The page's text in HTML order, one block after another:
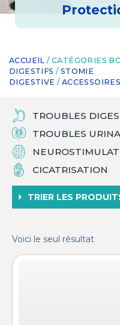
ACCUEIL / CATÉGORIES
DIGESTIFS / STOMIE
DIGESTIVE / ACCESSOIRES
TROUBLES
TROUBLES
CICATRISATION
TRIER LES
Voici le seul résultat